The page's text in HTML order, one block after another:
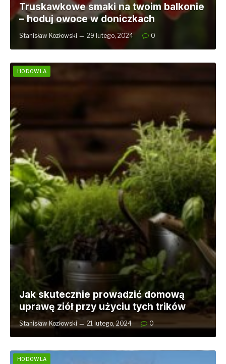
Truskawkowe smaki na twoim balkonie
– hoduj owoce w doniczkach
Stanisław Kozłowski 29 lutego, 2024 0
HODOWLA
Jak skutecznie prowadzić domową
uprawę ziół przy użyciu tych trików
Stanisław Kozłowski 21 lutego, 2024 0
HODOWLA